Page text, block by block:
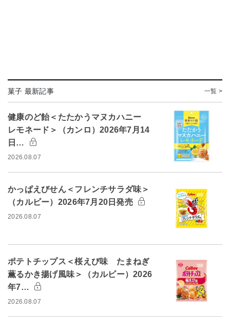
菓子 最新記事 一覧 >
健康のど飴＜たたかうマヌカハニー
レモネード＞（カンロ）2026年7月14
日…
2026.08.07
かっぱえびせん＜フレンチサラダ味＞
（カルビー）2026年7月20日発売
2026.08.07
ポテトチップス＜桜えび味 たまねぎ
薫るかき揚げ風味＞（カルビー）2026
年7…
2026.08.07